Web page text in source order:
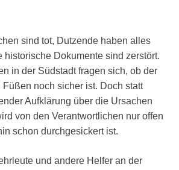
sind tot, Dutzende haben alles
historische Dokumente sind zerstört.
in der Südstadt fragen sich, ob der
Füßen noch sicher ist. Doch statt
Aufklärung über die Ursachen
von den Verantwortlichen nur offen
schon durchgesickert ist.
und andere Helfer an der